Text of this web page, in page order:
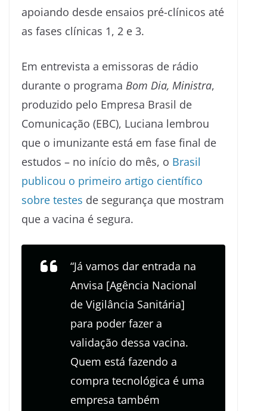
apoiando desde ensaios pré-clínicos até
as fases clínicas 1, 2 e 3.
Em entrevista a emissoras de rádio
durante o programa Bom Dia, Ministra,
produzido pelo Empresa Brasil de
Comunicação (EBC), Luciana lembrou
que o imunizante está em fase final de
estudos – no início do mês, o Brasil
publicou o primeiro artigo científico
sobre testes de segurança que mostram
que a vacina é segura.
“Já vamos dar entrada na
Anvisa [Agência Nacional
de Vigilância Sanitária]
para poder fazer a
validação dessa vacina.
Quem está fazendo a
compra tecnológica é uma
empresa também